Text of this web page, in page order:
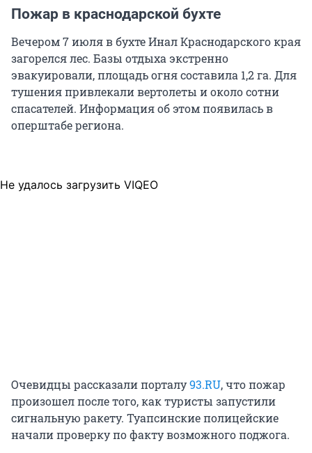
Пожар в краснодарской бухте
Вечером 7 июля в бухте Инал Краснодарского края
загорелся лес. Базы отдыха экстренно
эвакуировали, площадь огня составила 1,2 га. Для
тушения привлекали вертолеты и около сотни
спасателей. Информация об этом появилась в
оперштабе региона.
Не удалось загрузить VIQEO
Очевидцы рассказали порталу93.RU, что пожар
произошел после того, как туристы запустили
сигнальную ракету. Туапсинские полицейские
начали проверку по факту возможного поджога.